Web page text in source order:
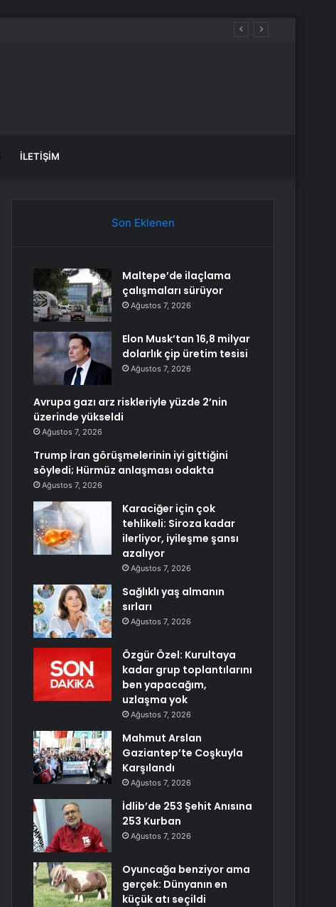
İLETIŞIM
Son Eklenen
Maltepe’de ilaçlama
çalışmaları sürüyor
Ağustos 7, 2026
Elon Musk’tan 16,8 milyar
dolarlık çip üretim tesisi
Ağustos 7, 2026
Avrupa gazı arz riskleriyle yüzde 2’nin
üzerinde yükseldi
Ağustos 7, 2026
Trump İran görüşmelerinin iyi gittiğini
söyledi; Hürmüz anlaşması odakta
Ağustos 7, 2026
Karaciğer için çok
tehlikeli: Siroza kadar
ilerliyor, iyileşme şansı
azalıyor
Ağustos 7, 2026
Sağlıklı yaş almanın
sırları
Ağustos 7, 2026
Özgür Özel: Kurultaya
kadar grup toplantılarını
ben yapacağım,
uzlaşma yok
Ağustos 7, 2026
Mahmut Arslan
Gaziantep’te Coşkuyla
Karşılandı
Ağustos 7, 2026
İdlib’de 253 Şehit Anısına
253 Kurban
Ağustos 7, 2026
Oyuncağa benziyor ama
gerçek: Dünyanın en
küçük atı seçildi